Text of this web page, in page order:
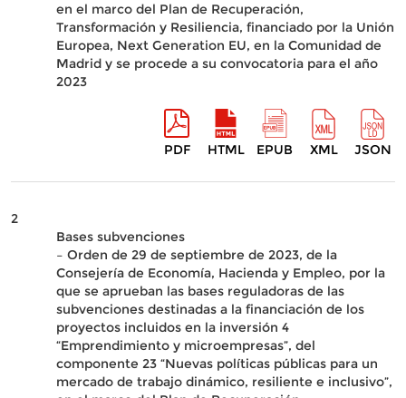
en el marco del Plan de Recuperación,
Transformación y Resiliencia, financiado por la Unión
Europea, Next Generation EU, en la Comunidad de
Madrid y se procede a su convocatoria para el año
2023
PDF HTML EPUB XML JSON
2
Bases subvenciones
– Orden de 29 de septiembre de 2023, de la
Consejería de Economía, Hacienda y Empleo, por la
que se aprueban las bases reguladoras de las
subvenciones destinadas a la financiación de los
proyectos incluidos en la inversión 4
“Emprendimiento y microempresas”, del
componente 23 “Nuevas políticas públicas para un
mercado de trabajo dinámico, resiliente e inclusivo”,